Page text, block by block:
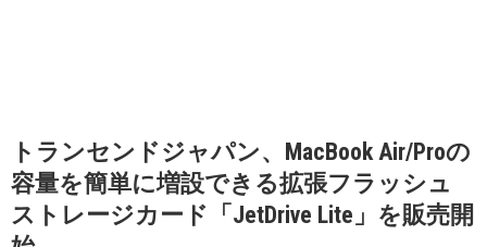
トランセンドジャパン、MacBook Air/Proの
容量を簡単に増設できる拡張フラッシュ
ストレージカード「JetDrive Lite」を販売開